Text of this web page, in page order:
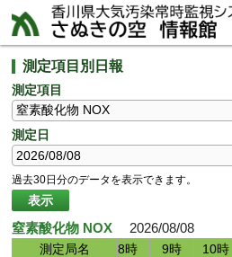
測定項目別日報
測定項目
測定日
過去30日分のデータを表示できます。
表示
窒素酸化物 NOX 2026/08/08
6時 7時 8時 9時 10時
測定局名
測定局名
6時 7時 8時 9時 10時